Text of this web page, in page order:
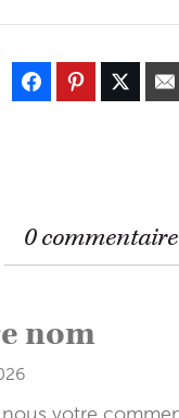
0 commentaire